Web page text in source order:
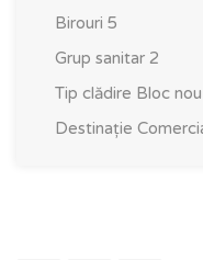
Birouri 5
Grup sanitar 2
Tip clădire Bloc nou
Destinație